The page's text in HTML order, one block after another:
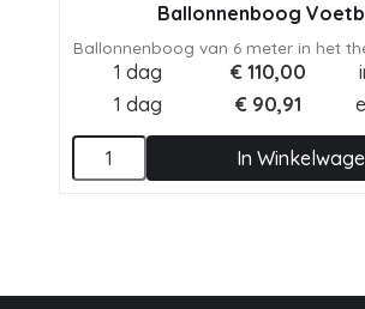
Ballonnenboog
Ballonnenboog van 6 meter in het
1 dag € 110,00
1 dag
€ 90,91
In